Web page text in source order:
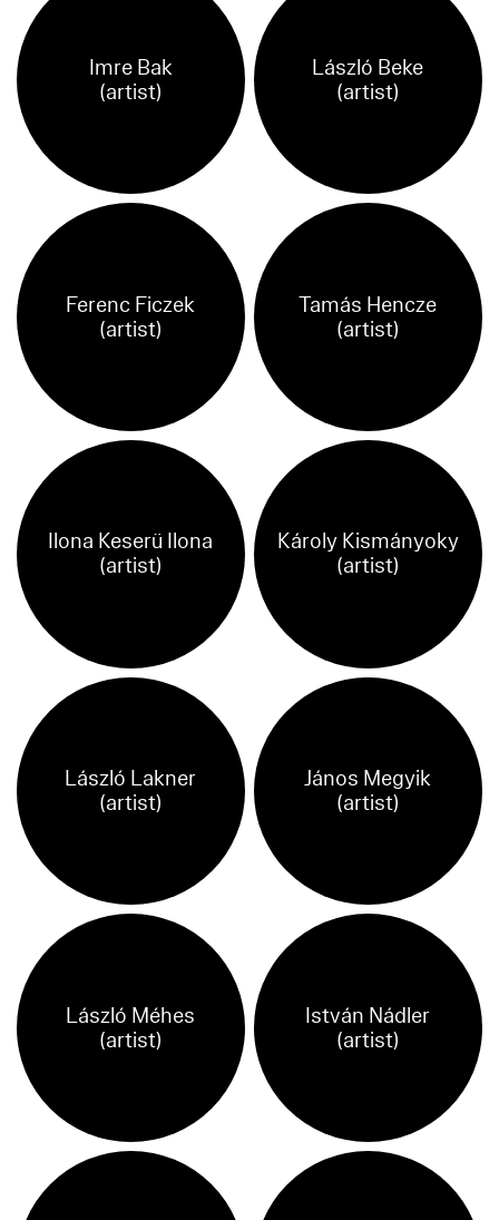
Imre Bak
(artist)
László Beke
(artist)
Ferenc Ficzek
(artist)
Tamás Hencze
(artist)
Ilona Keserü Ilona
(artist)
Károly Kismányoky
(artist)
László Lakner
(artist)
János Megyik
(artist)
László Méhes
(artist)
István Nádler
(artist)